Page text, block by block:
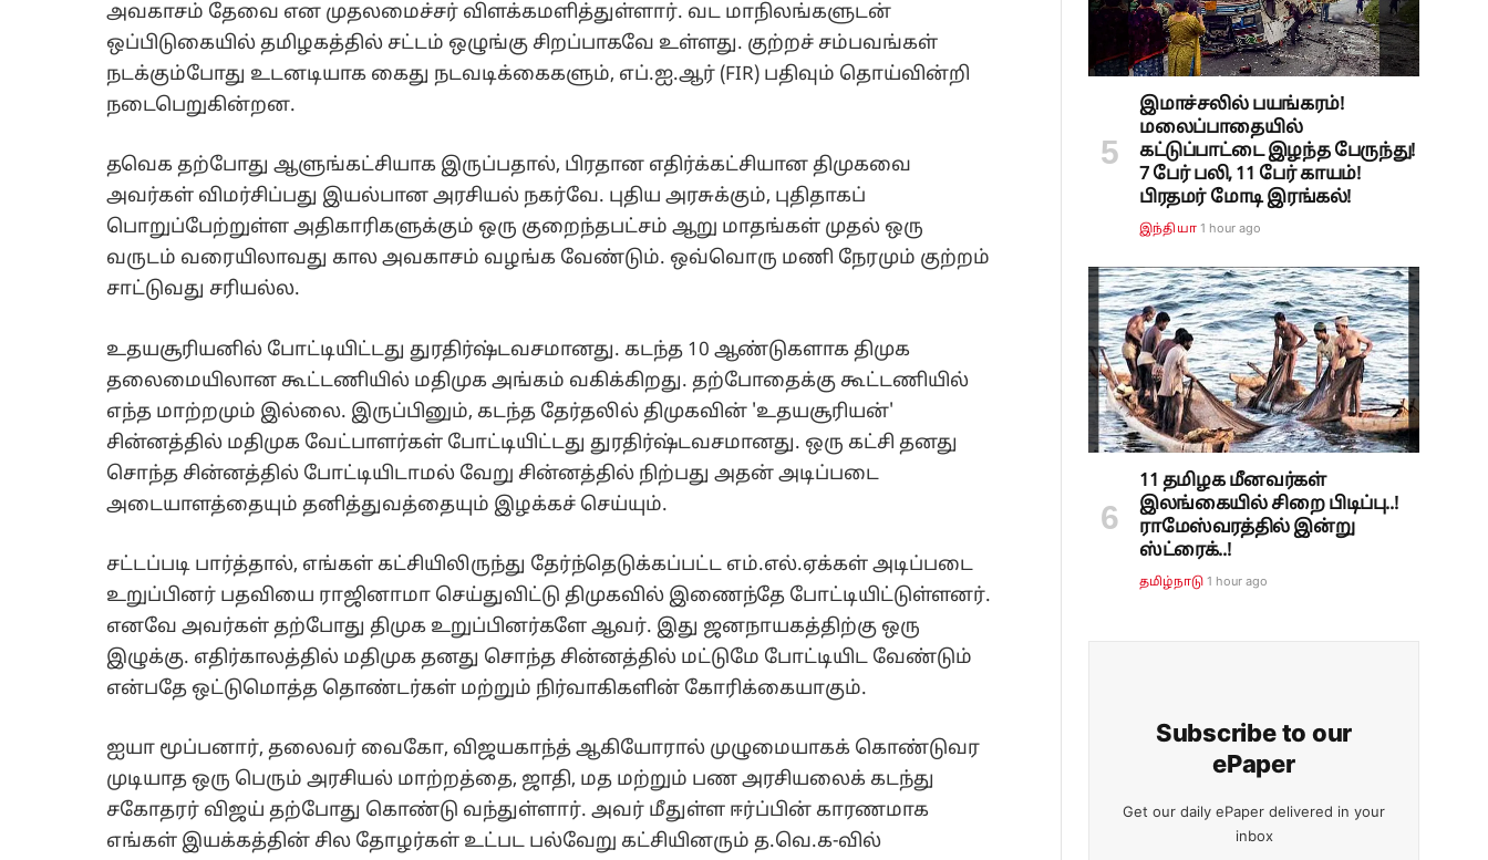
அவகாசம் தேவை என முதலமைச்சர் விளக்கமளித்துள்ளார். வட மாநிலங்களுடன்
ஒப்பிடுகையில் தமிழகத்தில் சட்டம் ஒழுங்கு சிறப்பாகவே உள்ளது. குற்றச் சம்பவங்கள்
நடக்கும்போது உடனடியாக கைது நடவடிக்கைகளும், எப்.ஐ.ஆர் (FIR) பதிவும் தொய்வின்றி
நடைபெறுகின்றன.
தவெக தற்போது ஆளுங்கட்சியாக இருப்பதால், பிரதான எதிர்க்கட்சியான திமுகவை
அவர்கள் விமர்சிப்பது இயல்பான அரசியல் நகர்வே. புதிய அரசுக்கும், புதிதாகப்
பொறுப்பேற்றுள்ள அதிகாரிகளுக்கும் ஒரு குறைந்தபட்சம் ஆறு மாதங்கள் முதல் ஒரு
வருடம் வரையிலாவது கால அவகாசம் வழங்க வேண்டும். ஒவ்வொரு மணி நேரமும் குற்றம்
சாட்டுவது சரியல்ல.
உதயசூரியனில் போட்டியிட்டது துரதிர்ஷ்டவசமானது. கடந்த 10 ஆண்டுகளாக திமுக
தலைமையிலான கூட்டணியில் மதிமுக அங்கம் வகிக்கிறது. தற்போதைக்கு கூட்டணியில்
எந்த மாற்றமும் இல்லை. இருப்பினும், கடந்த தேர்தலில் திமுகவின் 'உதயசூரியன்'
சின்னத்தில் மதிமுக வேட்பாளர்கள் போட்டியிட்டது துரதிர்ஷ்டவசமானது. ஒரு கட்சி தனது
சொந்த சின்னத்தில் போட்டியிடாமல் வேறு சின்னத்தில் நிற்பது அதன் அடிப்படை
அடையாளத்தையும் தனித்துவத்தையும் இழக்கச் செய்யும்.
சட்டப்படி பார்த்தால், எங்கள் கட்சியிலிருந்து தேர்ந்தெடுக்கப்பட்ட எம்.எல்.ஏக்கள் அடிப்படை
உறுப்பினர் பதவியை ராஜினாமா செய்துவிட்டு திமுகவில் இணைந்தே போட்டியிட்டுள்ளனர்.
எனவே அவர்கள் தற்போது திமுக உறுப்பினர்களே ஆவர். இது ஜனநாயகத்திற்கு ஒரு
இழுக்கு. எதிர்காலத்தில் மதிமுக தனது சொந்த சின்னத்தில் மட்டுமே போட்டியிட வேண்டும்
என்பதே ஒட்டுமொத்த தொண்டர்கள் மற்றும் நிர்வாகிகளின் கோரிக்கையாகும்.
ஐயா மூப்பனார், தலைவர் வைகோ, விஜயகாந்த் ஆகியோரால் முழுமையாகக் கொண்டுவர
முடியாத ஒரு பெரும் அரசியல் மாற்றத்தை, ஜாதி, மத மற்றும் பண அரசியலைக் கடந்து
சகோதரர் விஜய் தற்போது கொண்டு வந்துள்ளார். அவர் மீதுள்ள ஈர்ப்பின் காரணமாக
எங்கள் இயக்கத்தின் சில தோழர்கள் உட்பட பல்வேறு கட்சியினரும் த.வெ.க-வில்
இமாச்சலில் பயங்கரம்!
மலைப்பாதையில்
கட்டுப்பாட்டை இழந்த பேருந்து!
7 பேர் பலி, 11 பேர் காயம்!
பிரதமர் மோடி இரங்கல்!
இந்தியா 1 hour ago
11 தமிழக மீனவர்கள்
இலங்கையில் சிறை பிடிப்பு..!
ராமேஸ்வரத்தில் இன்று
ஸ்ட்ரைக்..!
தமிழ்நாடு 1 hour ago
Subscribe to our
ePaper
Get our daily ePaper delivered in your
inbox